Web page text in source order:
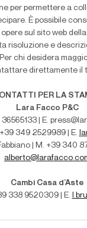
per permettere a
È possibile
sul sito web
risoluzione e
chi desidera
direttamente il
PER LA
Lara Facco P&C
| E.
349 2529989 | E.
| M. +39 340
Cambi Casa d’Aste
338 9520309 | E.